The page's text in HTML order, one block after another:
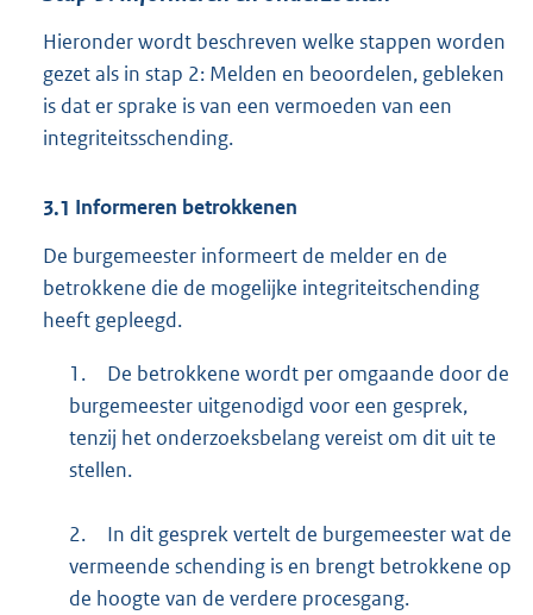
Hieronder wordt beschreven welke stappen worden
gezet als in stap 2: Melden en beoordelen, gebleken
is dat er sprake is van een vermoeden van een
integriteitsschending.
3.1 Informeren betrokkenen
De burgemeester informeert de melder en de
betrokkene die de mogelijke integriteitschending
heeft gepleegd.
1.
De betrokkene wordt per omgaande door de
burgemeester uitgenodigd voor een gesprek,
tenzij het onderzoeksbelang vereist om dit uit te
stellen.
2.
In dit gesprek vertelt de burgemeester wat de
vermeende schending is en brengt betrokkene op
de hoogte van de verdere procesgang.